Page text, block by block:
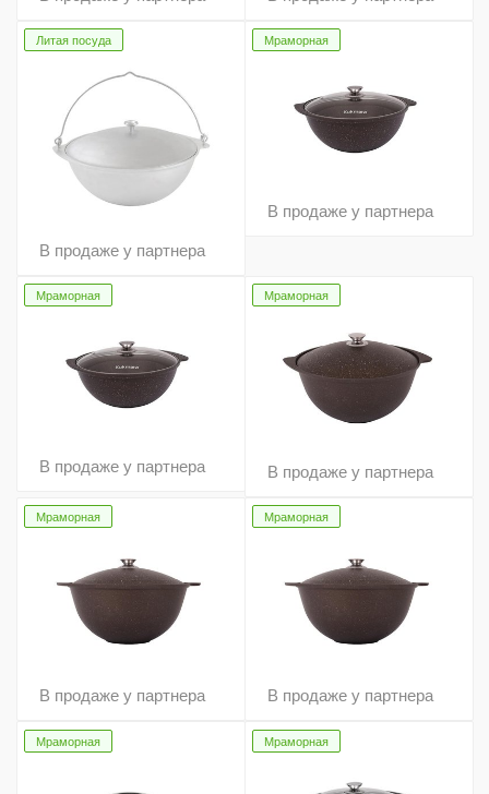
Литая посуда
В продаже у партнера
Мраморная
В продаже у партнера
Мраморная
В продаже у партнера
Мраморная
В продаже у партнера
Мраморная
В продаже у партнера
Мраморная
В продаже у партнера
Мраморная Мраморная